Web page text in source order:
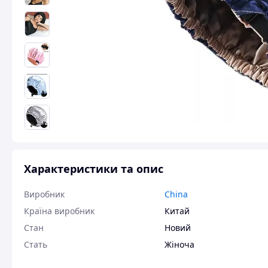
Характеристики та опис
Виробник
China
Країна виробник
Китай
Стан
Новий
Стать
Жіноча